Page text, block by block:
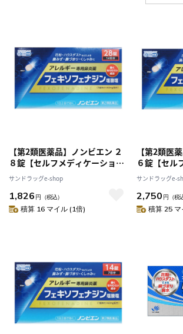
【第2類医薬品】ノンビエン ２
８錠【セルフメディケーション
税制対象】
サンドラッグe-shop
1,826 円 （税込）
積算 16 マイル (1倍)
【第2類医
６錠【セル
税制対象】
サンドラッグe-
2,750 円 （税
積算 25 マ